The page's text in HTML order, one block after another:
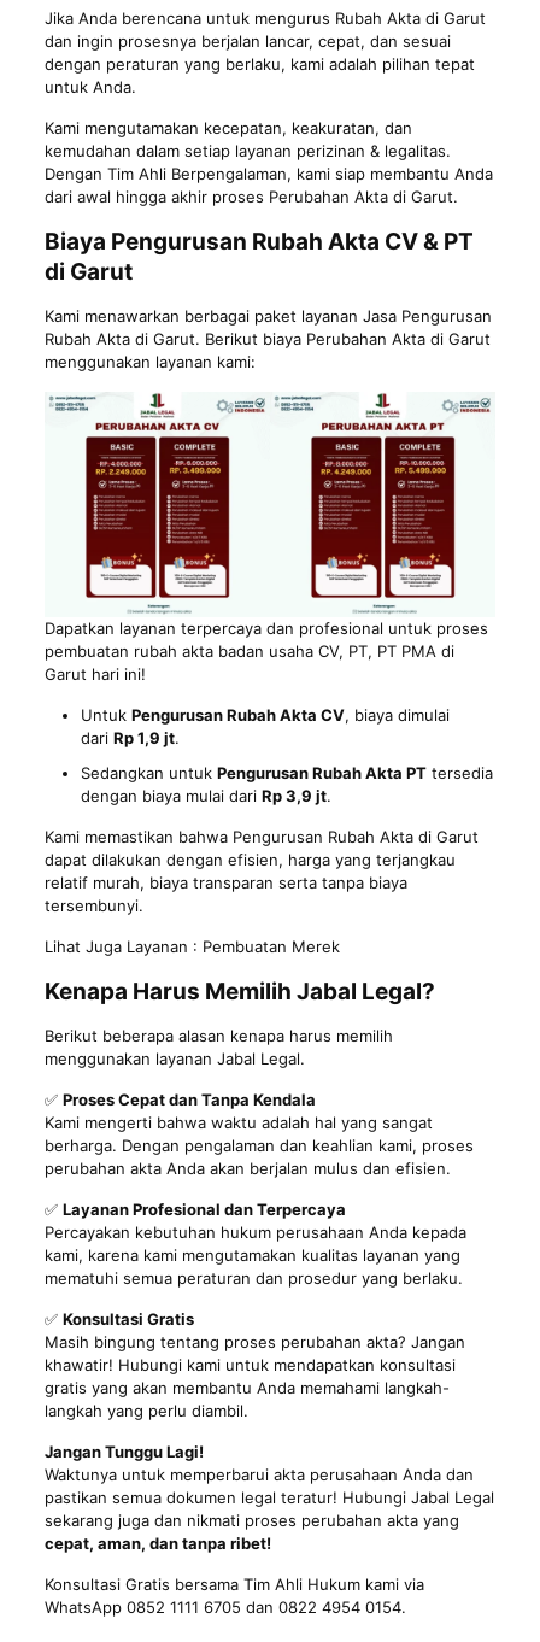
Jika Anda berencana untuk mengurus Rubah Akta di Garut
dan ingin prosesnya berjalan lancar, cepat, dan sesuai
dengan peraturan yang berlaku, kami adalah pilihan tepat
untuk Anda.
Kami mengutamakan kecepatan, keakuratan, dan
kemudahan dalam setiap layanan perizinan & legalitas.
Dengan Tim Ahli Berpengalaman, kami siap membantu Anda
dari awal hingga akhir proses Perubahan Akta di Garut.
Biaya Pengurusan Rubah Akta CV & PT
di Garut
Kami menawarkan berbagai paket layanan Jasa Pengurusan
Rubah Akta di Garut. Berikut biaya Perubahan Akta di Garut
menggunakan layanan kami:
Dapatkan layanan terpercaya dan profesional untuk proses
pembuatan rubah akta badan usaha CV, PT, PT PMA di
Garut hari ini!
Untuk Pengurusan Rubah Akta CV, biaya dimulai
dari Rp 1,9 jt.
Sedangkan untuk Pengurusan Rubah Akta PTtersedia
dengan biaya mulai dari Rp 3,9 jt.
Kami memastikan bahwa Pengurusan Rubah Akta di Garut
dapat dilakukan dengan efisien, harga yang terjangkau
relatif murah, biaya transparan serta tanpa biaya
tersembunyi.
Lihat Juga Layanan : Pembuatan Merek
Kenapa Harus Memilih Jabal Legal?
Berikut beberapa alasan kenapa harus memilih
menggunakan layanan Jabal Legal.
✅ Proses Cepat dan Tanpa Kendala
Kami mengerti bahwa waktu adalah hal yang sangat
berharga. Dengan pengalaman dan keahlian kami, proses
perubahan akta Anda akan berjalan mulus dan efisien.
✅ Layanan Profesional dan Terpercaya
Percayakan kebutuhan hukum perusahaan Anda kepada
kami, karena kami mengutamakan kualitas layanan yang
mematuhi semua peraturan dan prosedur yang berlaku.
✅ Konsultasi Gratis
Masih bingung tentang proses perubahan akta? Jangan
khawatir! Hubungi kami untuk mendapatkan konsultasi
gratis yang akan membantu Anda memahami langkah-
langkah yang perlu diambil.
Jangan Tunggu Lagi!
Waktunya untuk memperbarui akta perusahaan Anda dan
pastikan semua dokumen legal teratur! Hubungi Jabal Legal
sekarang juga dan nikmati proses perubahan akta yang
cepat, aman, dan tanpa ribet!
Konsultasi Gratis bersama Tim Ahli Hukum kami via
WhatsApp 0852 1111 6705 dan 0822 4954 0154.